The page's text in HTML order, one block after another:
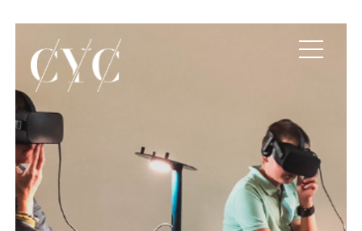
El salto a la web de la